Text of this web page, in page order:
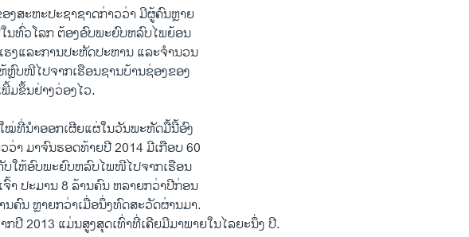
ງສະຫະປະຊາຊາດກ່າວວ່າ ມີຜູ້ຄົນຫຼາຍ
ນທົ່ວໂລກ ຕ້ອງອົບພະຍົບຫລົບໄພຍ້ອນ
ງແລະການປະຫັດປະຫານ ແລະຈຳນວນ
ບໜີໄປຈາກເຮືອນຊານບ້ານຊ່ອງຂອງ
ມຂຶ້ນຢ່າງວ່ອງໄວ.
ໝ່ທີ່ນຳອອກເຜີຍແຜ່ໃນວັນພະຫັດມື້ນີ້ອົງ
ວ່າ ມາຈົນຮອດທ້າຍປີ 2014 ມີເກືອບ 60
ບໃຫ້ອົບພະຍົບຫລົບໄພໜີໄປຈາກເຮືອນ
ຈົ້າ ປະມານ 8 ລ້ານຄົນ ຫລາຍກວ່າປີກ່ອນ
ນຄົນ ຫຼາຍກວ່າເມື່ອນຶ່ງທົດສະວັດຜ່ານມາ.
ກປີ 2013 ແມ່ນສູງສຸດເທົ່າທີ່ເຄີຍມີມາພາຍໃນໄລຍະນຶ່ງ ປີ.